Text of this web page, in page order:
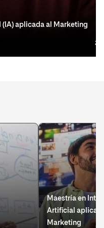
aplicada al Marketing
3
Maestría en
Artificial
Marketing